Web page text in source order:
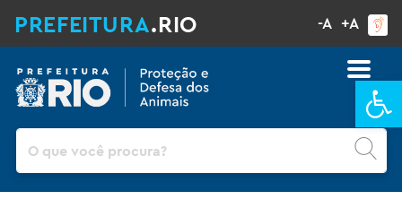
PREFEITURA.RIO -A +A